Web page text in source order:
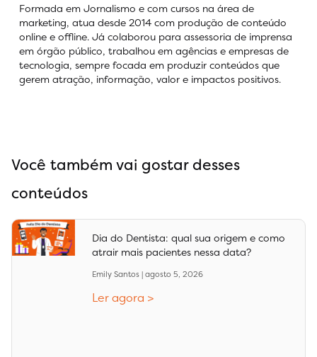
Formada em Jornalismo e com cursos na área de
marketing, atua desde 2014 com produção de conteúdo
online e offline. Já colaborou para assessoria de imprensa
em órgão público, trabalhou em agências e empresas de
tecnologia, sempre focada em produzir conteúdos que
gerem atração, informação, valor e impactos positivos.
Você também vai gostar desses
conteúdos
Dia do Dentista: qual sua origem e como
atrair mais pacientes nessa data?
Emily Santos agosto 5, 2026
Ler agora >